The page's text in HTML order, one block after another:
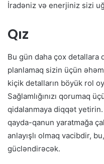
İradəniz və enerjiniz sizi
Qız
Bu gün daha çox
planlamaq sizin üçün
kiçik detalların böyük rol
Sağlamlığınızı qorumaq
qidalanmaya diqqət yetirin.
qayda-qanun yaratmağa
anlayışlı olmaq vacibdir,
gücləndirəcək.